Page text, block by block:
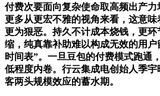
付费次要面向复杂使命取高频出产
更多从更宏不雅的视角来看，这意
更为狠恶。持久不计成本烧钱，更
缩，纯真靠补助难以构成无效的用
时间表”。一旦豆包的付费模式跑通
低程度内卷。行云集成电创始人季
客两头规模效应的蓄水期。